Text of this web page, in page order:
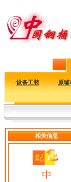
·设备工装 ·原辅
相关信息